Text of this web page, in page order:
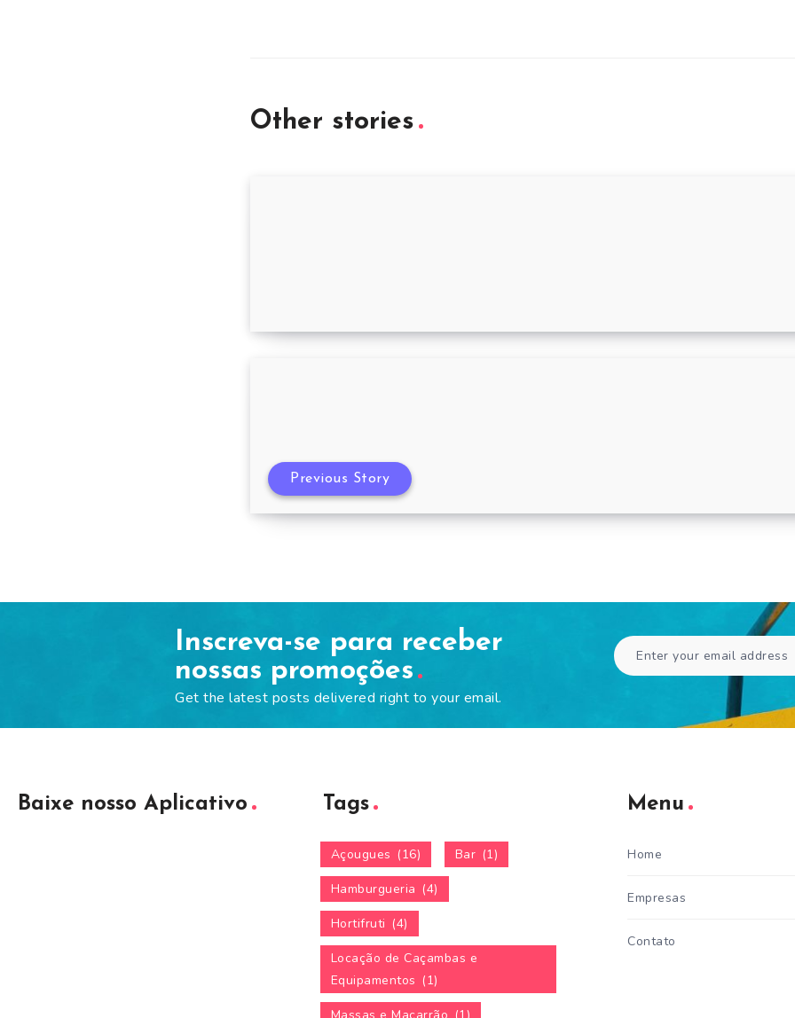
Other stories
Previous Story
Inscreva-se para receber
nossas promoções
Get the latest posts delivered right to your email.
Baixe nosso Aplicativo Tags
Açougues (16) Bar (1)
Hamburgueria (4)
Hortifruti (4)
Locação de Caçambas e
Equipamentos (1)
Menu
Home
Empresas
Contato